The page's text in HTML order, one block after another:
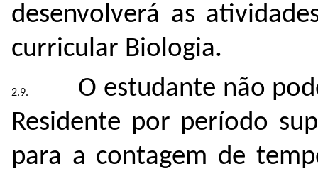
desenvolverá as
curricular Biologia.
O estudante não
Residente por período
para a contagem de